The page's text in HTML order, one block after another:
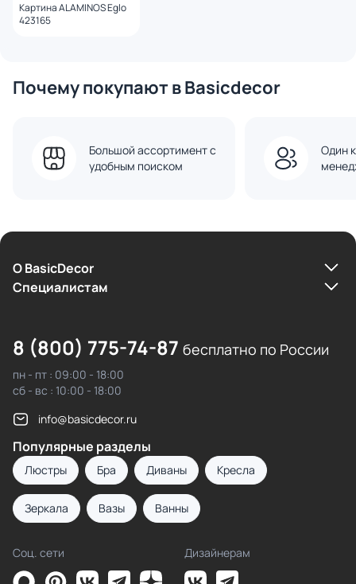
Картина ALAMINOS Eglo
423165
Почему покупают в Basicdecor
Большой ассортимент с
удобным поиском
Один
О BasicDecor
Cпециалистам
8 (800) 775-74-87 бесплатно по России
пн - пт : 09:00 - 18:00
сб - вс : 10:00 - 18:00
info@basicdecor.ru
Популярные разделы
Люстры Бра Диваны Кресла
Зеркала Вазы Ванны
Соц. сети Дизайнерам